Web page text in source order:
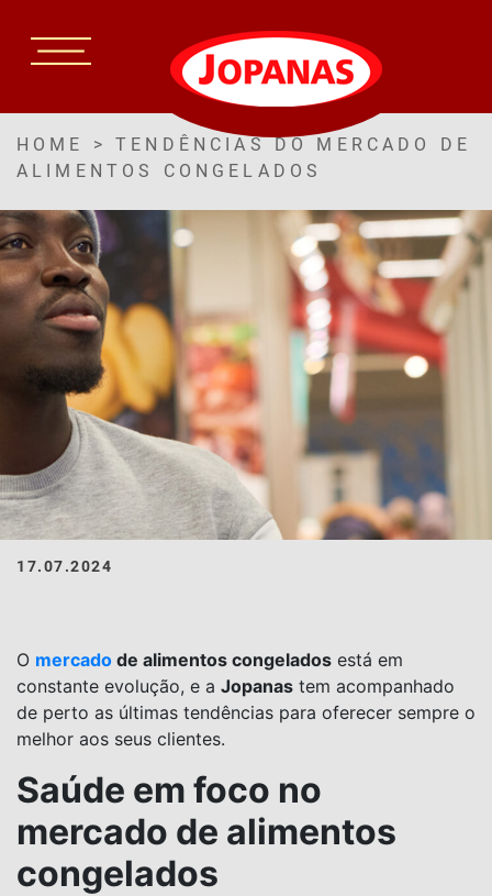
HOME >TENDÊNCIAS DO MERCADO DE
ALIMENTOS CONGELADOS
17.07.2024
O mercado de alimentos congelados está em
constante evolução, e a Jopanas tem acompanhado
de perto as últimas tendências para oferecer sempre o
melhor aos seus clientes.
Saúde em foco no
mercado de alimentos
congelados